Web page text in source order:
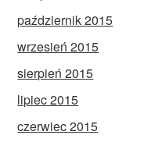
październik 2015
wrzesień 2015
sierpień 2015
lipiec 2015
czerwiec 2015